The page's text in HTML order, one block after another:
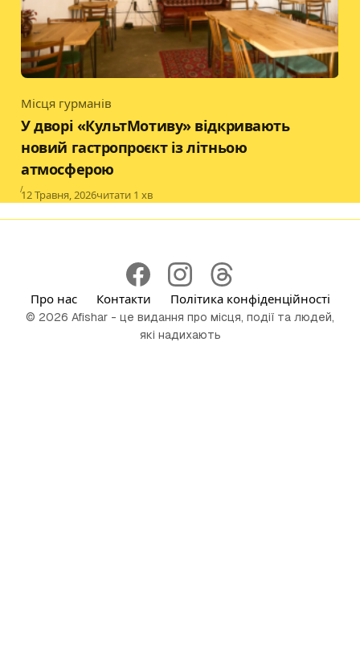
Category
Місця гурманів
У дворі «КультМотиву» відкривають
новий гастропроєкт із літньою
атмосферою
Published
12 Травня, 2026читати 1 хв
Про нас Контакти Політика конфіденційності
© 2026 Afishar - це видання про місця, події та людей,
які надихають